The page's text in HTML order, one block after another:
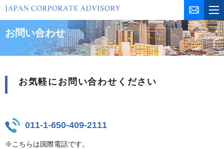
コ
テ
ス
お問い合わせ
お気軽にお問い合わせください
011-1-650-409-2111
※こちらは国際電話です。